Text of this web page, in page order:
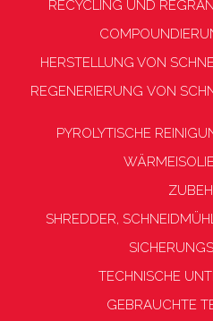
RECYCLING UND
HERSTELLUNG VON
REGENERIERUNG VON
PYROLYTISCHE
SHREDDER,
TECHNISCHE
GEBRAUCHTE